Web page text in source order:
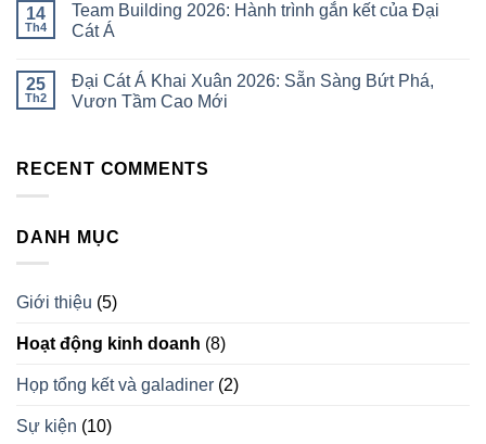
14
Th4
Team Building 2026: Hành trình gắn kết của Đại
Cát Á
25
Th2
Đại Cát Á Khai Xuân 2026: Sẵn Sàng Bứt Phá,
Vươn Tầm Cao Mới
RECENT COMMENTS
DANH MỤC
Giới thiệu (5)
Hoạt động kinh doanh (8)
Họp tổng kết và galadiner (2)
Sự kiện (10)